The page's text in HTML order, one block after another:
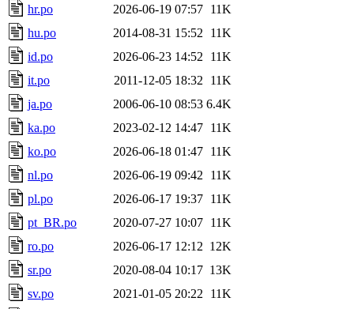
hr.po
2026-06-19 07:57 11K
hu.po
2014-08-31 15:52
11K
id.po
2026-06-23 14:52
11K
it.po
2011-12-05 18:32
11K
ja.po
2006-06-10 08:53 6.4K
ka.po
2023-02-12 14:47 11K
ko.po
2026-06-18 01:47 11K
nl.po
2026-06-19 09:42
11K
pl.po
2026-06-17 19:37 11K
pt_BR.po
2020-07-27 10:07 11K
ro.po
2026-06-17 12:12 12K
sr.po
2020-08-04 10:17 13K
sv.po
2021-01-05 20:22
11K